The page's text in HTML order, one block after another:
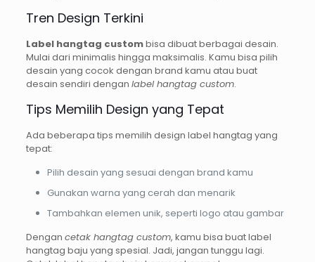
Tren Design Terkini
Label hangtag custombisa dibuat berbagai desain.
Mulai dari minimalis hingga maksimalis. Kamu bisa pilih
desain yang cocok dengan brand kamu atau buat
desain sendiri dengan label hangtag custom.
Tips Memilih Design yang Tepat
Ada beberapa tips memilih design label hangtag yang
tepat:
Pilih desain yang sesuai dengan brand kamu
Gunakan warna yang cerah dan menarik
Tambahkan elemen unik, seperti logo atau gambar
Dengan cetak hangtag custom, kamu bisa buat label
hangtag baju yang spesial. Jadi, jangan tunggu lagi.